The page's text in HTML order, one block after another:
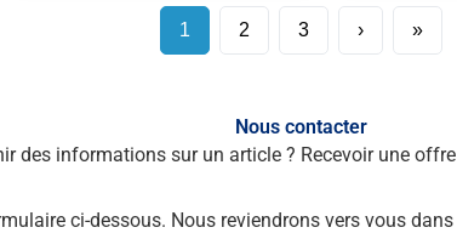
1 2 3 › »
Nous contacter
des informations sur un article ? Recevoir une
ci-dessous. Nous reviendrons vers vous